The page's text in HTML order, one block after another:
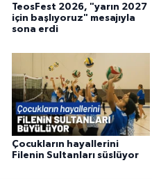
TeosFest 2026, "yarın 2027
için başlıyoruz" mesajıyla
sona erdi
Çocukların hayallerini
Filenin Sultanları süslüyor